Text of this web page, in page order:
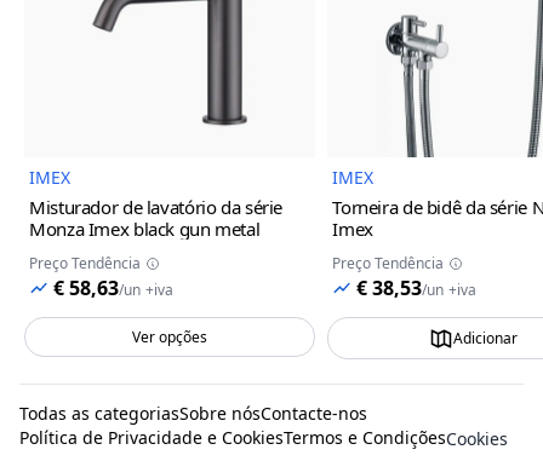
IMEX
Misturador de lavatório da série
Monza Imex black gun metal
Preço Tendência
€ 58,63/un +iva
Ver opções
IMEX
Torneira de bidê da série
Imex
Preço Tendência
€ 38,53/un +iva
Adicionar
Todas as categoriasSobre nósContacte-nos
Política de Privacidade e CookiesTermos e CondiçõesCookies